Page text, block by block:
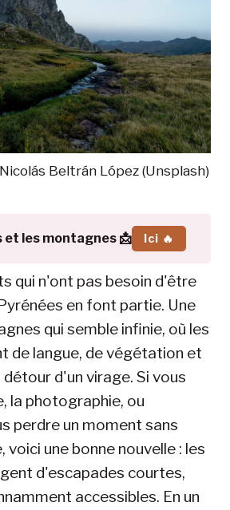
Beltrán López (Unsplash)
et les montagnes 📩 Ici 🔥
qui n'ont pas besoin d'être
en font partie. Une
qui semble infinie, où les
de langue, de végétation et
d'un virage. Si vous
la photographie, ou
perdre un moment sans
voici une bonne nouvelle : les
d'escapades courtes,
accessibles. En un